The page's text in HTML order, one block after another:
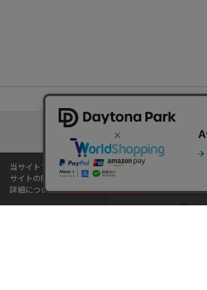
当サイトでは利用体験の向上およびコンテンツの最適
サイトの閲覧を継続された場合、Cookieの利用に同意し
詳細についてはプライバシーポリシーをご確認ください